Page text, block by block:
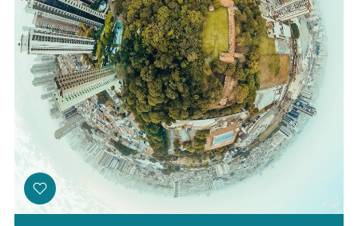
Festivāls
Programma
Arhīvs
Viņi bija LAMPĀ 2026
Jaunumi
Ziedo